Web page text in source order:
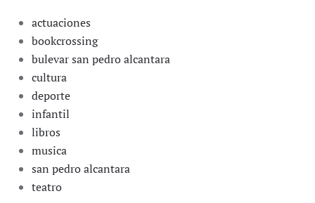
actuaciones
bookcrossing
bulevar san pedro alcantara
cultura
deporte
infantil
libros
musica
san pedro alcantara
teatro